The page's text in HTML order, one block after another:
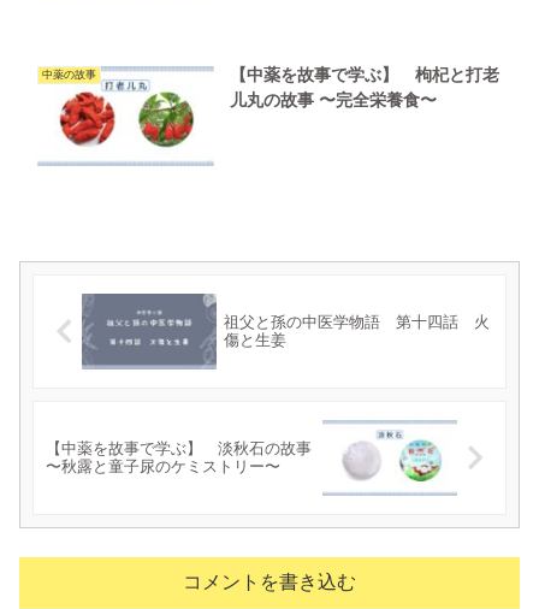
中薬の故事
【中薬を故事で学ぶ】 枸杞と打老
儿丸の故事 〜完全栄養食〜
祖父と孫の中医学物語 第十四話 火
傷と生姜
【中薬を故事で学ぶ】 淡秋石の故事
〜秋露と童子尿のケミストリー〜
コメントを書き込む